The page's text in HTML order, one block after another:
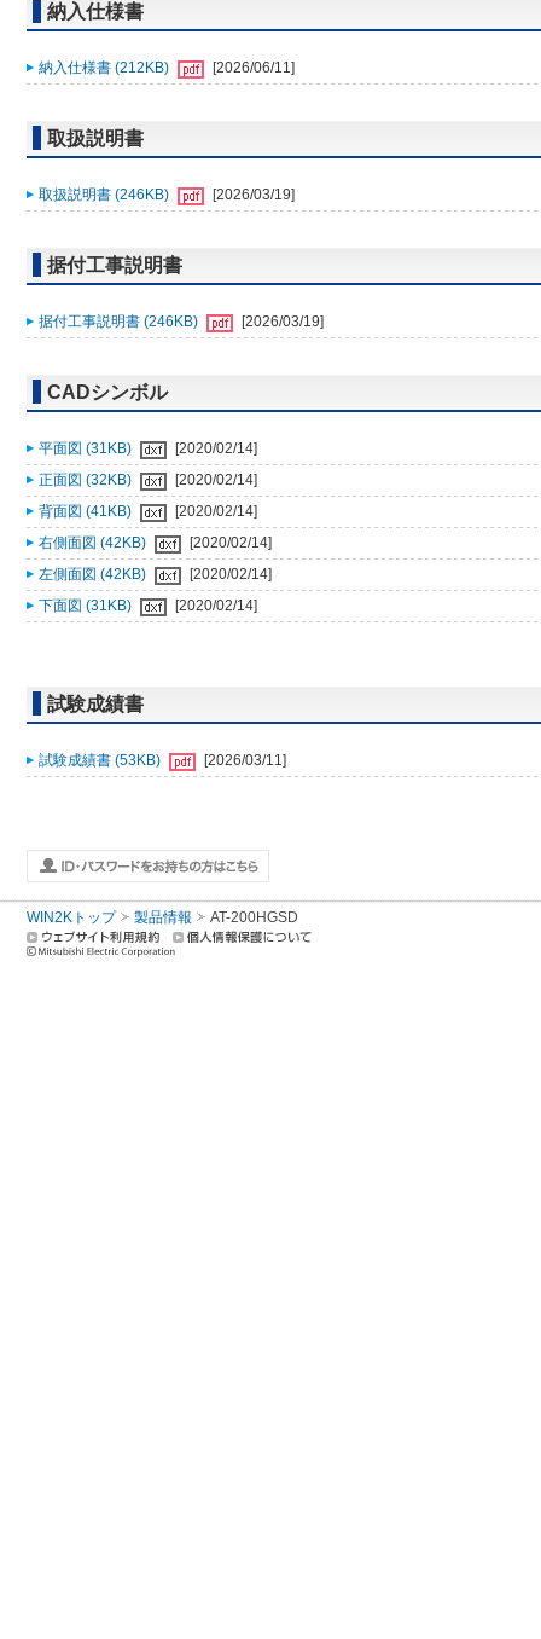
納入仕様書
納入仕様書 (212KB) [2026/06/11]
取扱説明書
取扱説明書 (246KB) [2026/03/19]
据付工事説明書
据付工事説明書 (246KB) [2026/03/19]
CADシンボル
平面図 (31KB)
[2020/02/14]
正面図 (32KB)
[2020/02/14]
背面図 (41KB)
[2020/02/14]
右側面図 (42KB)
[2020/02/14]
左側面図 (42KB)
[2020/02/14]
下面図 (31KB)
[2020/02/14]
試験成績書
試験成績書 (53KB) [2026/03/11]
WIN2Kトップ 製品情報 AT-200HGSD